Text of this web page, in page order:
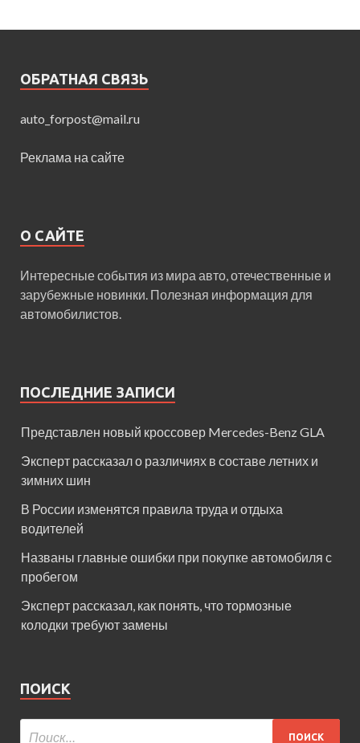
ОБРАТНАЯ СВЯЗЬ
auto_forpost@mail.ru
Реклама на сайте
О САЙТЕ
Интересные события из мира авто, отечественные и
зарубежные новинки. Полезная информация для
автомобилистов.
ПОСЛЕДНИЕ ЗАПИСИ
Представлен новый кроссовер Mercedes-Benz GLA
Эксперт рассказал о различиях в составе летних и
зимних шин
В России изменятся правила труда и отдыха
водителей
Названы главные ошибки при покупке автомобиля с
пробегом
Эксперт рассказал, как понять, что тормозные
колодки требуют замены
ПОИСК